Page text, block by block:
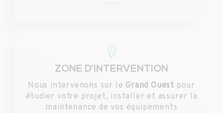
ZONE D’INTERVENTION
Nous intervenons sur le Grand Ouest pour
étudier votre projet, installer et assurer la
maintenance de vos équipements